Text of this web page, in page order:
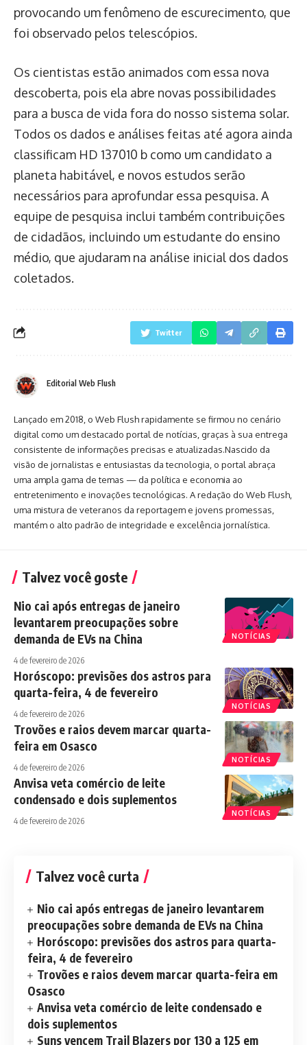
provocando um fenômeno de escurecimento, que
foi observado pelos telescópios.
Os cientistas estão animados com essa nova
descoberta, pois ela abre novas possibilidades
para a busca de vida fora do nosso sistema solar.
Todos os dados e análises feitas até agora ainda
classificam HD 137010 b como um candidato a
planeta habitável, e novos estudos serão
necessários para aprofundar essa pesquisa. A
equipe de pesquisa inclui também contribuições
de cidadãos, incluindo um estudante do ensino
médio, que ajudaram na análise inicial dos dados
coletados.
Twitter
Editorial Web Flush
Lançado em 2018, o Web Flush rapidamente se firmou no cenário
digital como um destacado portal de notícias, graças à sua entrega
consistente de informações precisas e atualizadas.Nascido da
visão de jornalistas e entusiastas da tecnologia, o portal abraça
uma ampla gama de temas — da política e economia ao
entretenimento e inovações tecnológicas. A redação do Web Flush,
uma mistura de veteranos da reportagem e jovens promessas,
mantém o alto padrão de integridade e excelência jornalística.
Talvez você goste
NOTÍCIAS
Nio cai após entregas de janeiro
levantarem preocupações sobre
demanda de EVs na China
4 de fevereiro de 2026
NOTÍCIAS
Horóscopo: previsões dos astros para
quarta-feira, 4 de fevereiro
4 de fevereiro de 2026
NOTÍCIAS
Trovões e raios devem marcar quarta-
feira em Osasco
4 de fevereiro de 2026
NOTÍCIAS
Anvisa veta comércio de leite
condensado e dois suplementos
4 de fevereiro de 2026
Talvez você curta
Nio cai após entregas de janeiro levantarem
preocupações sobre demanda de EVs na China
Horóscopo: previsões dos astros para quarta-
feira, 4 de fevereiro
Trovões e raios devem marcar quarta-feira em
Osasco
Anvisa veta comércio de leite condensado e
dois suplementos
Suns vencem Trail Blazers por 130 a 125 em